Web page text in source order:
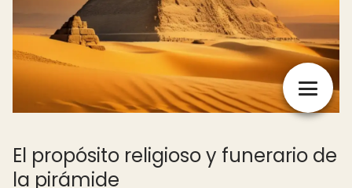
El propósito religioso y funerario de
la pirámide